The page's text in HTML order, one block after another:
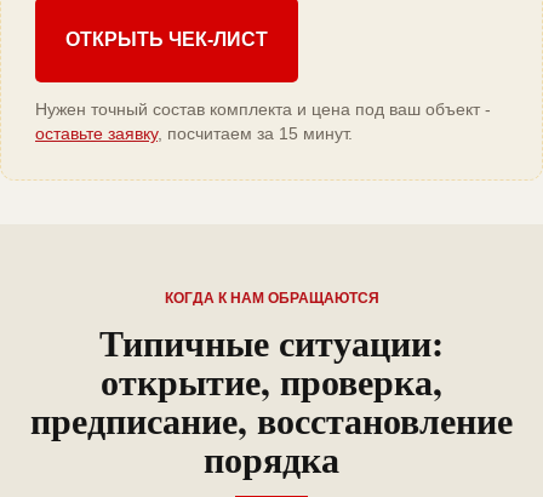
ОТКРЫТЬ ЧЕК-ЛИСТ
Нужен точный состав комплекта и цена под ваш объект -
оставьте заявку, посчитаем за 15 минут.
КОГДА К НАМ ОБРАЩАЮТСЯ
Типичные ситуации:
открытие, проверка,
предписание, восстановление
порядка